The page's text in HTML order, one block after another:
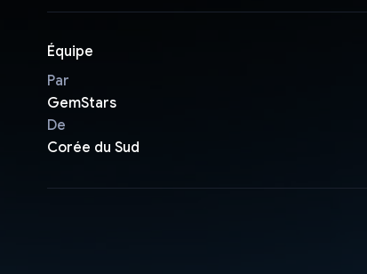
Équipe
Par
GemStars
De
Corée du Sud